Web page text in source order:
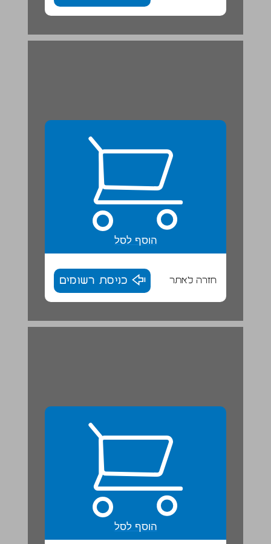
קרינת השמש והאטמוספרה ... 21
הוסף לסל
חזרה לאתר כניסת רשומים
הוסף לסל